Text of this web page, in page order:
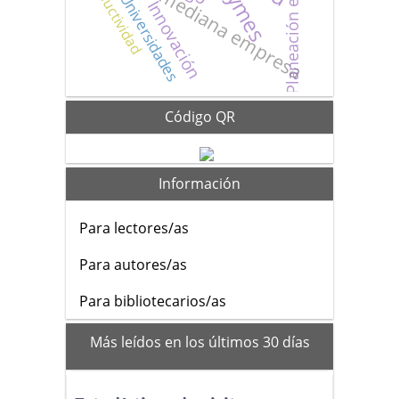
Innovación
Universidades
Código QR
Información
Para lectores/as
Para autores/as
Para bibliotecarios/as
mas_vistos
Más leídos en los últimos 30 días